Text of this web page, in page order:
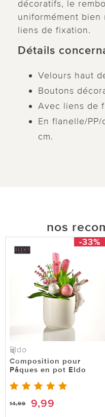
décoratifs, le
uniformément bien
liens de fixation.
Détails
Velours haut
Boutons
Avec liens de
En flanelle/
cm.
nos
-33%
Eldo
Composition pour
Pâques en pot Eldo
14,99 9,99